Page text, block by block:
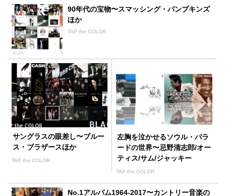
90年代の宝物〜スマッシング・パンプキンズ
ほか
TAP the COLOR
サングラスの眼差し〜ブルー
ス・ブラザースほか
TAP the COLOR
左胸を泣かせるソウル・バラ
ードの世界〜忌野清志郎/オー
ティス/サム/ジャッキー
TAP the COLOR
No.1アルバム1964-2017〜カントリー音楽の